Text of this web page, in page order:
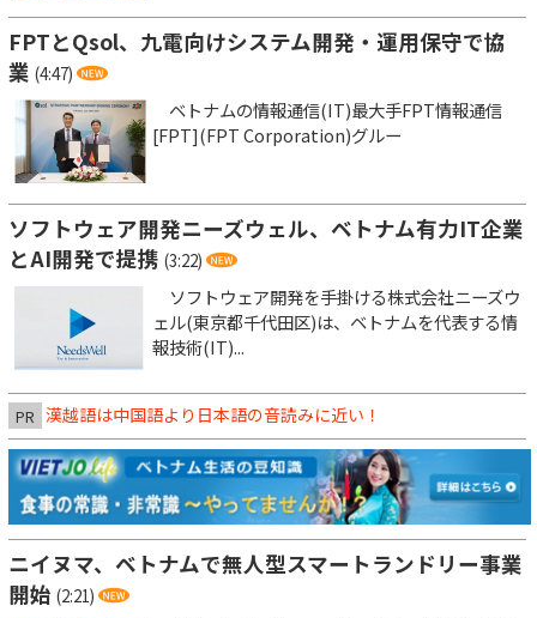
FPTとQsol、九電向けシステム開発・運用保守で協
業 (4:47)
ベトナムの情報通信(IT)最大手FPT情報通信
[FPT](FPT Corporation)グルー
ソフトウェア開発ニーズウェル、ベトナム有力IT企業
とAI開発で提携 (3:22)
ソフトウェア開発を手掛ける株式会社ニーズウ
ェル(東京都千代田区)は、ベトナムを代表する情
報技術(IT)...
PR 漢越語は中国語より日本語の音読みに近い！
ニイヌマ、ベトナムで無人型スマートランドリー事業
開始 (2:21)